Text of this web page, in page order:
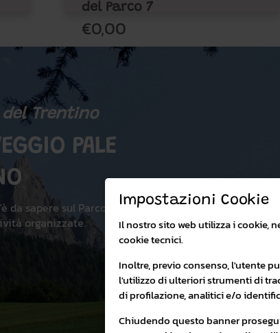
del Parco 7
€0,00
Trentino
PALE
sapere sul Parco:
organizzate.
Impostazioni Cookie
Il nostro sito web utilizza i cookie,
cookie tecnici.
Inoltre, previo consenso, l'utente
l'utilizzo di ulteriori strumenti di
di profilazione, analitici e/o
Chiudendo questo banner